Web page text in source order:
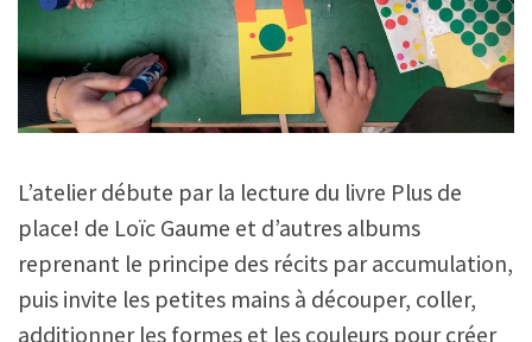
L’atelier débute par la lecture du livre Plus de
place! de Loïc Gaume et d’autres albums
reprenant le principe des récits par accumulation,
puis invite les petites mains à découper, coller,
additionner les formes et les couleurs pour créer